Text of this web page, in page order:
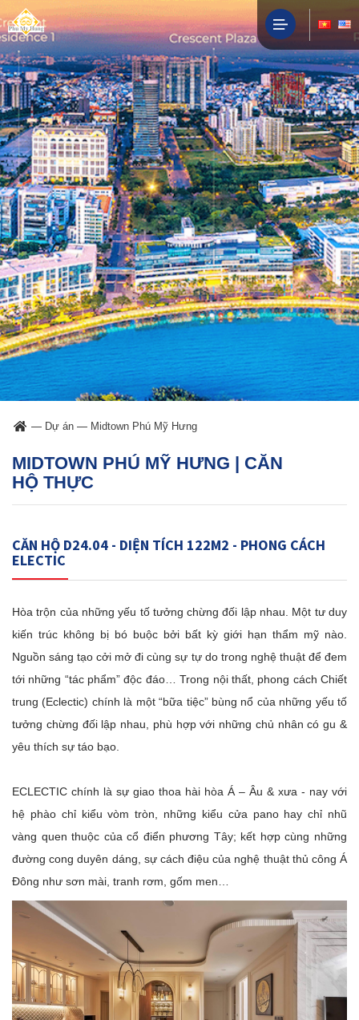
— Dự án — Midtown Phú Mỹ Hưng
MIDTOWN PHÚ MỸ HƯNG | CĂN
HỘ THỰC
CĂN HỘ D24.04 - DIỆN TÍCH 122M2 - PHONG CÁCH
ELECTIC
Hòa trộn của những yếu tố tưởng chừng đối lập nhau. Một tư duy
kiến trúc không bị bó buộc bởi bất kỳ giới hạn thẩm mỹ nào.
Nguồn sáng tạo cởi mở đi cùng sự tự do trong nghệ thuật để đem
tới những “tác phẩm” độc đáo… Trong nội thất, phong cách Chiết
trung (Eclectic) chính là một “bữa tiệc” bùng nổ của những yếu tố
tưởng chừng đối lập nhau, phù hợp với những chủ nhân có gu &
yêu thích sự táo bạo.
ECLECTIC chính là sự giao thoa hài hòa Á – Âu & xưa - nay với
hệ phào chỉ kiểu vòm tròn, những kiểu cửa pano hay chỉ nhũ
vàng quen thuộc của cổ điển phương Tây; kết hợp cùng những
đường cong duyên dáng, sự cách điệu của nghệ thuật thủ công Á
Đông như sơn mài, tranh rơm, gốm men…